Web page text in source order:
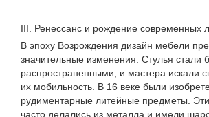
III. Ренессанс и рождение современных
В эпоху Возрождения дизайн мебели
значительные изменения. Стулья стали
распространенными, и мастера искали
их мобильность. В 16 веке были
рудиментарные литейные предметы.
часто делались из металла и имели